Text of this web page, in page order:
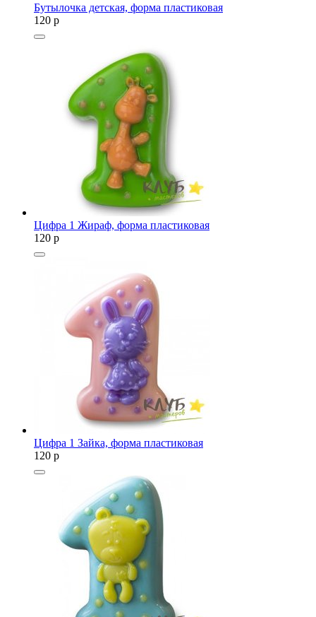
Бутылочка детская, форма пластиковая
120 p
Цифра 1 Жираф, форма пластиковая
120 p
Цифра 1 Зайка, форма пластиковая
120 p